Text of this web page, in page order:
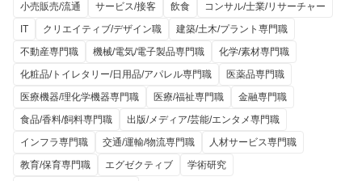
小売販売/流通
サービス/接客 飲食
コンサル/士業/リサーチャー
IT
クリエイティブ/デザイン職
建築/土木/プラント専門職
不動産専門職
機械/電気/電子製品専門職
化学/素材専門職
化粧品/トイレタリー/日用品/アパレル専門職
医薬品専門職
医療機器/理化学機器専門職
医療/福祉専門職
金融専門職
食品/香料/飼料専門職
出版/メディア/芸能/エンタメ専門職
インフラ専門職
交通/運輸/物流専門職
人材サービス専門職
教育/保育専門職
エグゼクティブ
学術研究